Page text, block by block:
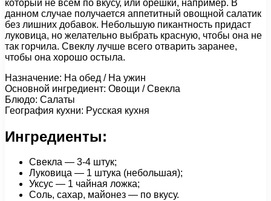
который не всем по вкусу, или орешки, например. В
данном случае получается аппетитный овощной салатик
без лишних добавок. Небольшую пикантность придаст
луковица, но желательно выбрать красную, чтобы она не
так горчила. Свеклу лучше всего отварить заранее,
чтобы она хорошо остыла.
Назначение: На обед / На ужин
Основной ингредиент: Овощи / Свекла
Блюдо: Салаты
География кухни: Русская кухня
Ингредиенты:
Свекла — 3-4 штук;
Луковица — 1 штука (небольшая);
Уксус — 1 чайная ложка;
Соль, сахар, майонез — по вкусу.